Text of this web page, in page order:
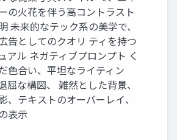
の火花を伴う高コントラスト
未来的なテック系の美学で、
告としてのクオリ ティを持つ
アル ネガティブプロンプト く
色合い、平坦なライティン
屈な構図、 雑然とした背景、
、テキストのオーバーレイ、
表示